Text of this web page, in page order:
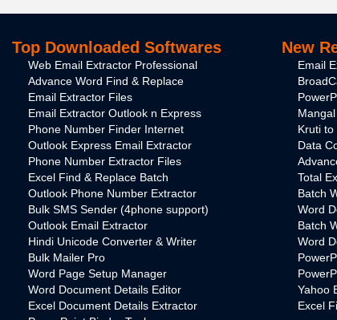
Top Downloaded Softwares
Web Email Extractor Professional
Advance Word Find & Replace
Email Extractor Files
Email Extractor Outlook n Express
Phone Number Finder Internet
Outlook Express Email Extractor
Phone Number Extractor Files
Excel Find & Replace Batch
Outlook Phone Number Extractor
Bulk SMS Sender (4phone support)
Outlook Email Extractor
Hindi Unicode Converter & Writer
Bulk Mailer Pro
Word Page Setup Manager
Word Document Details Editor
Excel Document Details Extractor
New
Email
Kruti
Data
Total
Batch
Word
Batch
Word
Yahoo
Excel